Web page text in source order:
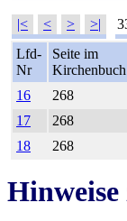
|< < > >|
Lfd-
Nr
Seite im
Kirchenbuch
16
268
17
268
18
268